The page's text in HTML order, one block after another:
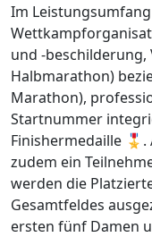
Im
und -
Halbmarathon)
Marathon),
Startnummer
Finishermedaille 🎖️.
zudem ein
werden die
Gesamtfeldes
ersten fünf Damen